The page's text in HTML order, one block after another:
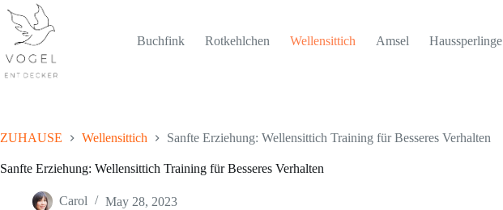
content
Buchfink Rotkehlchen Wellensittich Amsel Haussperlinge
ZUHAUSE Wellensittich Sanfte Erziehung: Wellensittich Training für Besseres Verhalten
Sanfte Erziehung: Wellensittich Training für Besseres Verhalten
Carol May 28, 2023